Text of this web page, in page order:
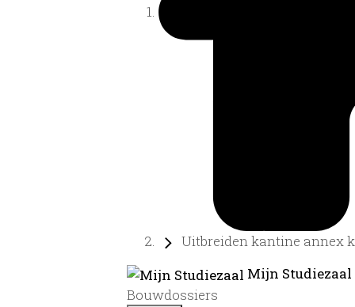
Uitbreiden kantine annex
Mijn
Bouwdossiers